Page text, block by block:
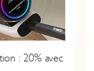
: 20% avec